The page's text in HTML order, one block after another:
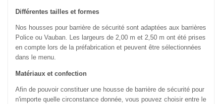
Différentes tailles et formes
Nos housses pour barrière de sécurité sont adaptées aux barrières
Police ou Vauban. Les largeurs de 2,00 m et 2,50 m ont été prises
en compte lors de la préfabrication et peuvent être sélectionnées
dans le menu.
Matériaux et confection
Afin de pouvoir constituer une housse de barrière de sécurité pour
n'importe quelle circonstance donnée, vous pouvez choisir entre le